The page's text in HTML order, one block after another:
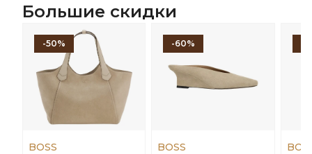
Большие скидки
-50%
BOSS
-60%
BOSS